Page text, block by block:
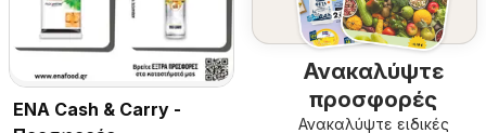
ENA Cash & Carry -
Ανακαλύψτε
προσφορές
Ανακαλύψτε ειδικές